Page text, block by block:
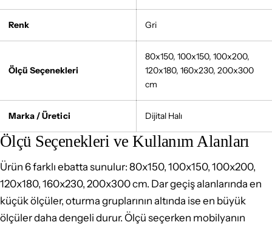
Renk Gri
Ölçü Seçenekleri
80x150, 100x150, 100x200,
120x180, 160x230, 200x300
cm
Marka / Üretici Dijital Halı
Ölçü Seçenekleri ve Kullanım Alanları
Ürün 6 farklı ebatta sunulur: 80x150, 100x150, 100x200,
120x180, 160x230, 200x300 cm. Dar geçiş alanlarında en
küçük ölçüler, oturma gruplarının altında ise en büyük
ölçüler daha dengeli durur. Ölçü seçerken mobilyanın